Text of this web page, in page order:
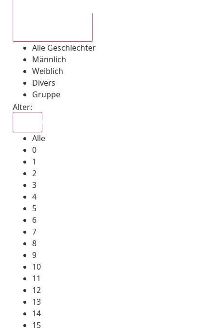
Alle Geschlechter
Männlich
Weiblich
Divers
Gruppe
Alter:
Alle
0
1
2
3
4
5
6
7
8
9
10
11
12
13
14
15